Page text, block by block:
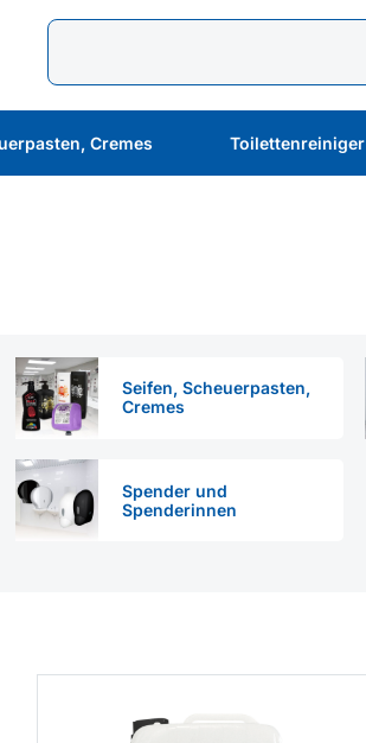
Cremes Toilettenreiniger
Seifen, Scheuerpasten,
Cremes
Spender und
Spenderinnen